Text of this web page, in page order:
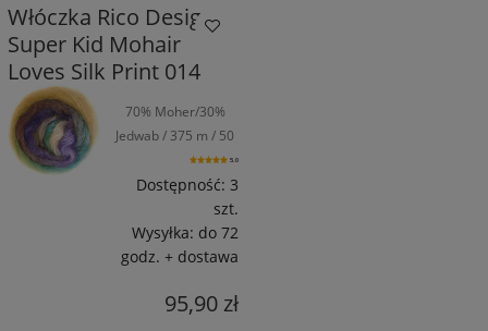
Włóczka Rico Design
Super Kid Mohair
Loves Silk Print 014
70% Moher/30%
Jedwab / 375 m / 50
5.0
Dostępność: 3
szt.
Wysyłka: do 72
godz. + dostawa
95,90 zł